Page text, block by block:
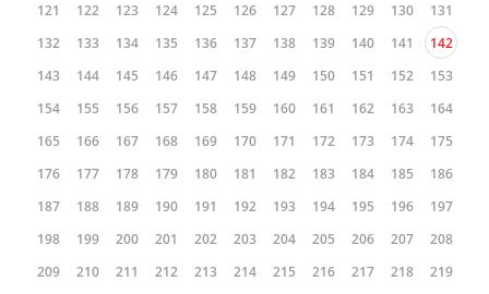
121
122 123 124 125 126 127 128 129 130
131
132
133 134 135 136 137 138 139 140 141
142
143
144 145 146 147 148 149 150 151 152
153
154
155 156 157 158 159 160 161 162 163
164
165
166 167 168 169 170 171 172 173 174
175
176
177 178 179 180 181 182 183 184 185
186
187
188 189 190 191 192 193 194 195 196
197
198
199 200 201 202 203 204 205 206 207
208
209
210 211 212 213 214 215 216 217 218
219